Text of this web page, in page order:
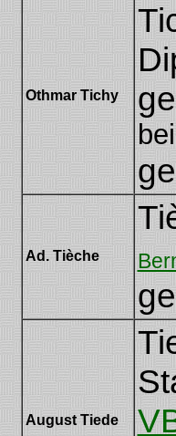
Othmar Tichy
Ad. Tièche
August Tiede